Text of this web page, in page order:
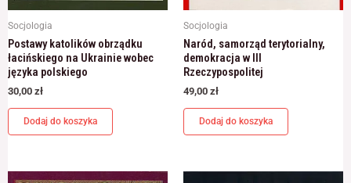
Socjologia
Postawy katolików obrządku
łacińskiego na Ukrainie wobec
języka polskiego
30,00 zł
Dodaj do koszyka
Socjologia
Naród, samorząd terytorialny,
demokracja w III
Rzeczypospolitej
49,00 zł
Dodaj do koszyka